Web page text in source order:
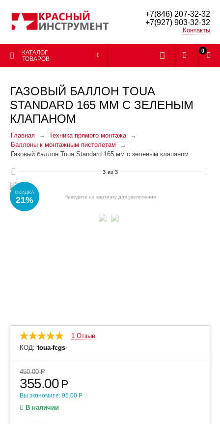
+7(846) 207-32-32
+7(927) 903-32-32
Контакты
КАТАЛОГ
ТОВАРОВ
0
ГАЗОВЫЙ БАЛЛОН TOUA
STANDARD 165 ММ С ЗЕЛЕНЫМ
КЛАПАНОМ
Главная
Техника прямого монтажа
Баллоны к монтажным пистолетам
Газовый баллон Toua Standard 165 мм с зеленым клапаном
3 из 3
СКИДКА
21% Наведите на картинку для увеличения
1 Отзыв
КОД: toua-fcgs
450.00 Р
355.00 Р
Вы экономите: 95.00 Р
В наличии